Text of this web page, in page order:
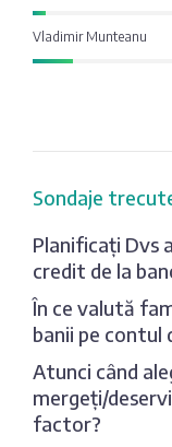
Vladimir Munteanu
Sondaje
Planificați Dvs
credit de la
În ce valută
banii pe contul
Atunci când
mergeți/
factor?